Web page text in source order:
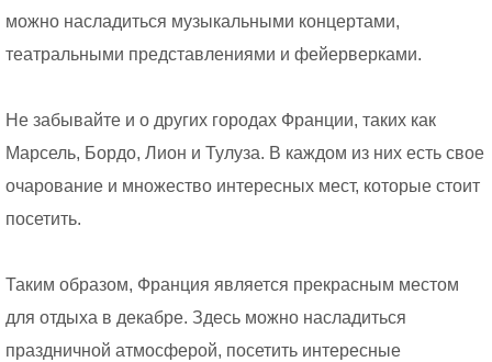
можно насладиться музыкальными концертами,
театральными представлениями и фейерверками.
Не забывайте и о других городах Франции, таких как
Марсель, Бордо, Лион и Тулуза. В каждом из них есть свое
очарование и множество интересных мест, которые стоит
посетить.
Таким образом, Франция является прекрасным местом
для отдыха в декабре. Здесь можно насладиться
праздничной атмосферой, посетить интересные